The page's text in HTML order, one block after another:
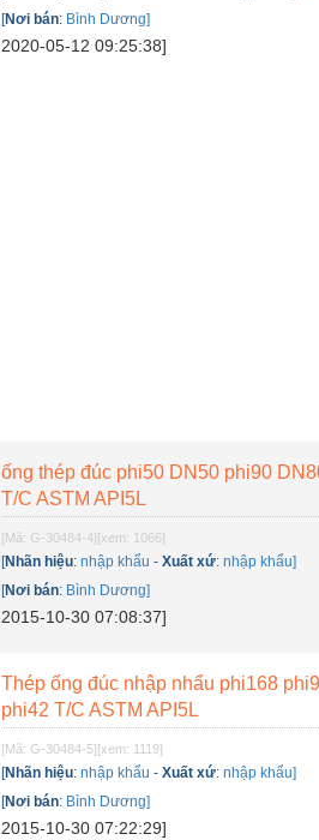
[Nơi bán: Bình Dương]
2020-05-12 09:25:38]
ống thép đúc phi50 DN50 phi90
T/C ASTM API5L
[Mã: G-30484-4][xem: 1066]
[Nhãn hiệu:nhập khẩu -Xuất xứ:nhập khẩu]
[Nơi bán: Bình Dương]
2015-10-30 07:08:37]
Thép ống đúc nhập nhẩu phi168
phi42 T/C ASTM API5L
[Mã: G-30484-5][xem: 1119]
[Nhãn hiệu:nhập khẩu -Xuất xứ:nhập khẩu]
[Nơi bán: Bình Dương]
2015-10-30 07:22:29]